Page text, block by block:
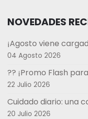
NOVEDADES
¡Agosto viene
04 Agosto 2026
?? ¡Promo Flash
22 Julio 2026
Cuidado diario: una
20 Julio 2026